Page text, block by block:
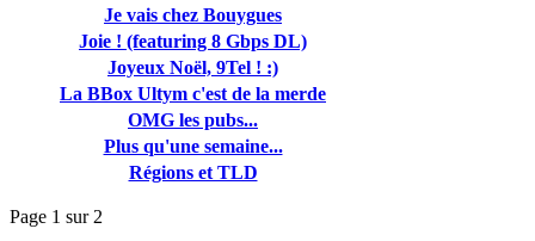
Je vais chez Bouygues
Joie ! (featuring 8 Gbps DL)
Joyeux Noël, 9Tel ! :)
La BBox Ultym c'est de la merde
OMG les pubs...
Plus qu'une semaine...
Régions et TLD
Page 1 sur 2